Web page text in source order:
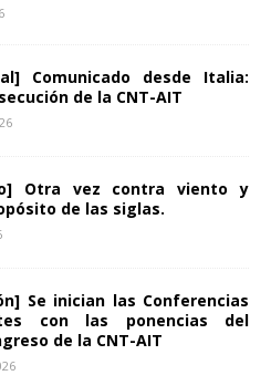
Comunicado desde Italia:
de la CNT-AIT
Otra vez contra viento y
de las siglas.
Se inician las Conferencias
con las ponencias del
de la CNT-AIT